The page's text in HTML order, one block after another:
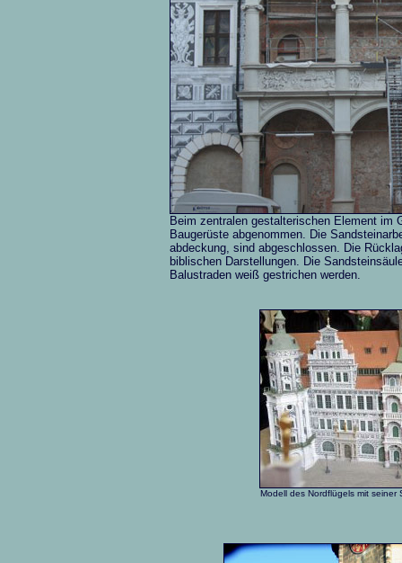
Beim zentralen gestalterischen Element im
Baugerüste abgenommen. Die
abdeckung, sind abgeschlossen. Die
biblischen Darstellungen. Die
Balustraden weiß gestrichen werden.
Modell des Nordflügels mit